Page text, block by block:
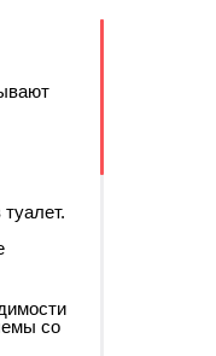
со